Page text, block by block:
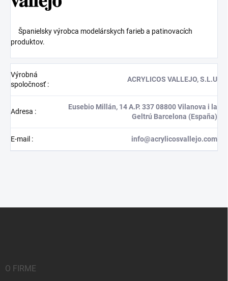
Španielsky výrobca modelárskych farieb a patinovacích
produktov.
Výrobná
spoločnosť:
ACRYLICOS VALLEJO, S.L.U
Adresa :
Eusebio Millán, 14 A.P. 337 08800 Vilanova i la
Geltrú Barcelona (España)
E-mail : info@acrylicosvallejo.com
O FIRME